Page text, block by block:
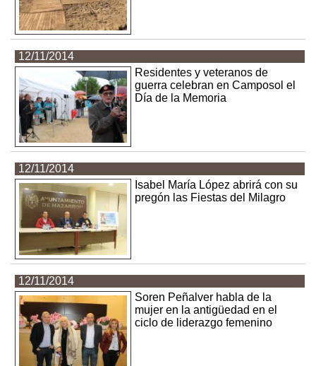
12/11/2014
Residentes y veteranos de
guerra celebran en Camposol el
Día de la Memoria
12/11/2014
Isabel María López abrirá con su
pregón las Fiestas del Milagro
12/11/2014
Soren Peñalver habla de la
mujer en la antigüedad en el
ciclo de liderazgo femenino